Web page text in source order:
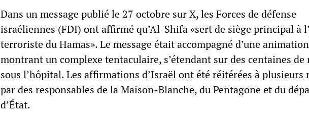
Dans un message publié le 27 octobre sur X, les Forces de défense
israéliennes (FDI) ont affirmé qu’Al-Shifa «sert de siège principal à
terroriste du Hamas». Le message était accompagné d’une animation
montrant un complexe tentaculaire, s’étendant sur des centaines de
sous l’hôpital. Les affirmations d’Israël ont été réitérées à plusieurs
par des responsables de la Maison-Blanche, du Pentagone et du
d’État.